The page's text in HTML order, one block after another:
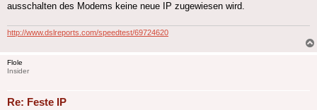
ausschalten des Modems keine neue IP zugewiesen wird.
http://www.dslreports.com/speedtest/69724620
Flole
Insider
Re: Feste IP